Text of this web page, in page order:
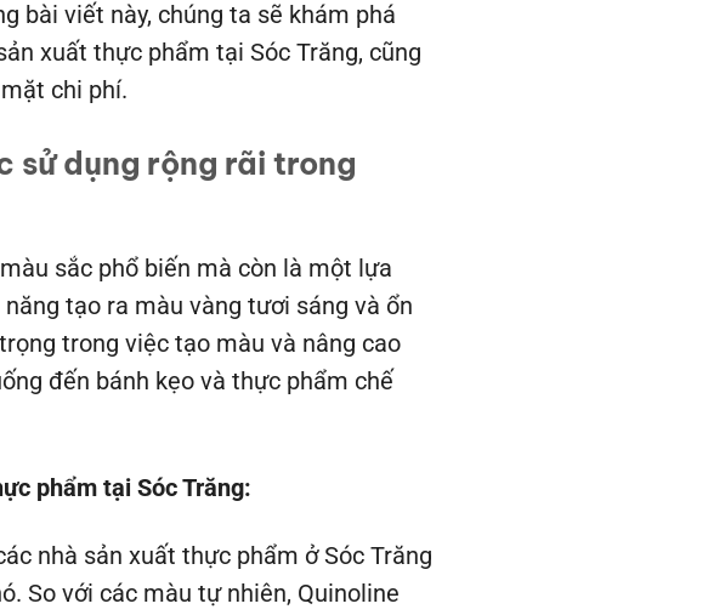
bài viết này, chúng ta sẽ khám phá
xuất thực phẩm tại Sóc Trăng, cũng
chi phí.
sử dụng rộng rãi trong
sắc phổ biến mà còn là một lựa
tạo ra màu vàng tươi sáng và ổn
trong việc tạo màu và nâng cao
đến bánh kẹo và thực phẩm chế
phẩm tại Sóc Trăng:
nhà sản xuất thực phẩm ở Sóc Trăng
So với các màu tự nhiên, Quinoline